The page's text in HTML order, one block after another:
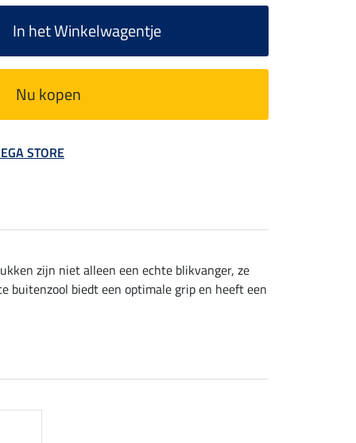
In het Winkelwagentje
Nu kopen
STORE
zijn niet alleen een echte blikvanger, ze
buitenzool biedt een optimale grip en heeft een